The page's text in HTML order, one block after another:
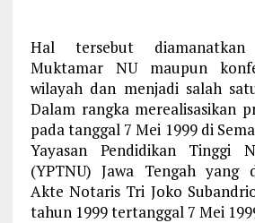
Hal tersebut
Muktamar NU maupun
wilayah dan menjadi salah
Dalam rangka merealisasikan
pada tanggal 7 Mei 1999 di
Yayasan Pendidikan Tinggi
(YPTNU) Jawa Tengah yang
Akte Notaris Tri Joko
tahun 1999 tertanggal 7 Mei